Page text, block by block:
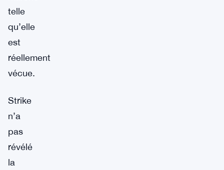
telle
qu’elle
est
réellement
vécue.
Strike
n’a
pas
révélé
la